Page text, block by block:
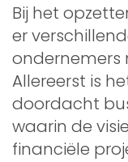
Bij het
er
ondernemers
Allereerst is
doordacht
waarin de
financiële